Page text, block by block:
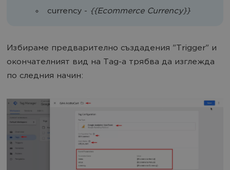
currency - {{Ecommerce Currency}}
Избираме предварително създадения "Trigger" и
окончателният вид на Tag-a трябва да изглежда
по следния начин: